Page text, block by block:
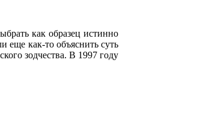
как образец истинно
еще как-то объяснить суть
зодчества. В 1997 году